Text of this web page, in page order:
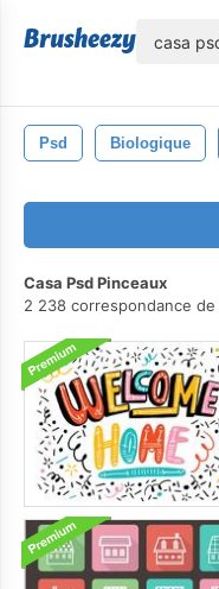
Psd Biologique
Casa Psd Pinceaux
2 238 correspondance de